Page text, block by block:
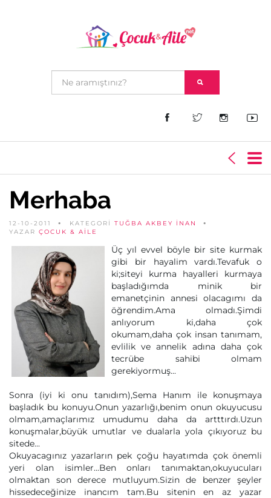
Merhaba
12-10-2011 KATEGORİ TUĞBA AKBEY İNAN
YAZAR ÇOCUK & AILE
Üç yıl evvel böyle bir site kurmak
gibi bir hayalim vardı.Tevafuk o
ki;siteyi kurma hayalleri kurmaya
başladığımda minik bir
emanetçinin annesi olacagımı da
öğrendim.Ama olmadı.Şimdi
anlıyorum ki,daha çok
okumam,daha çok insan tanımam,
evlilik ve annelik adına daha çok
tecrübe sahibi olmam
gerekiyormuş...
Sonra (iyi ki onu tanıdım),Sema Hanım ile konuşmaya
başladık bu konuyu.Onun yazarlığı,benim onun okuyucusu
olmam,amaçlarımız umudumu daha da artttırdı.Uzun
konuşmalar,büyük umutlar ve dualarla yola çıkıyoruz bu
sitede...
courage is a psychic symbolism aboutreplica rolex
Okuyacagınız yazarların pek çoğu hayatımda çok önemli
yeri olan isimler...Ben onları tanımaktan,okuyucuları
olmaktan son derece mutluyum.Sizin de benzer şeyler
hissedeceğinize inancım tam.Bu sitenin en az yazar